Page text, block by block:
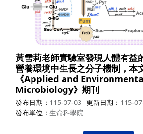
黃雪莉老師實驗室發現人體有益
營養環境中生長之分子機制，本
《Applied and
Microbiology》期刊
發布日期 115-07-03 更新日期
115-
發布單位
生命科學院